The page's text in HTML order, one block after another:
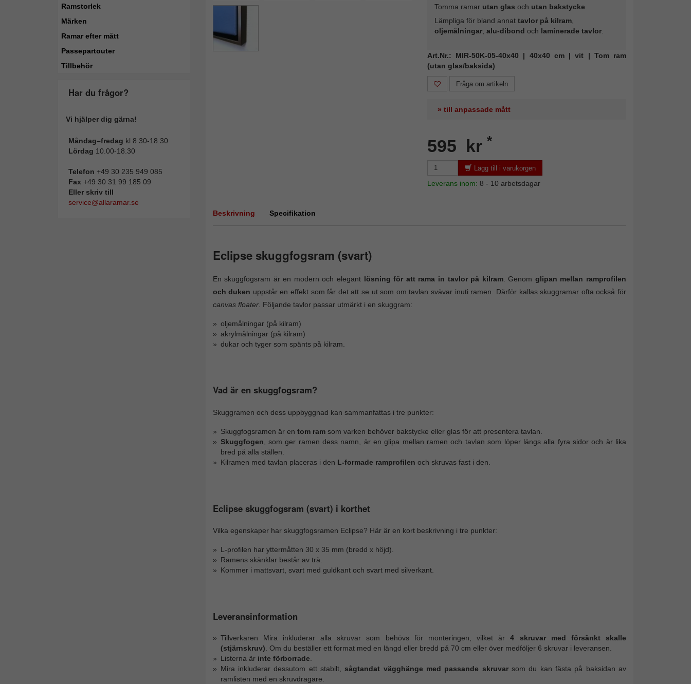
Ramstorlek
Märken
Ramar efter mått
Passepartouter
Tillbehör
Har du frågor?
Vi hjälper dig gärna!
Måndag–fredag kl 8.30-18.30
Lördag 10.00-18.30
Telefon +49 30 235 949 085
Fax +49 30 31 99 185 09
Eller skriv till
service@allaramar.se
Tomma ramar utan glas och utan bakstycke
Lämpliga för bland annat tavlor på kilram,
oljemålningar, alu-dibond och laminerade tavlor.
Art.Nr.: MIR-50K-05-40x40 | 40x40 cm | vit | Tom ram
(utan glas/baksida)
Fråga om artikeln
» till anpassade mått
595 kr *
Lägg till i varukorgen
Leverans inom: 8 - 10 arbetsdagar
Beskrivning Specifikation
Eclipse skuggfogsram (svart)
En skuggfogsram är en modern och elegant lösning för att rama in tavlor på kilram. Genom glipan mellan ramprofilen
och duken uppstår en effekt som får det att se ut som om tavlan svävar inuti ramen. Därför kallas skuggramar ofta också för
canvas floater. Följande tavlor passar utmärkt i en skuggram:
oljemålningar (på kilram)
akrylmålningar (på kilram)
dukar och tyger som spänts på kilram.
Vad är en skuggfogsram?
Skuggramen och dess uppbyggnad kan sammanfattas i tre punkter:
Skuggfogsramen är en tom ramsom varken behöver bakstycke eller glas för att presentera tavlan.
Skuggfogen, som ger ramen dess namn, är en glipa mellan ramen och tavlan som löper längs alla fyra sidor och är lika
bred på alla ställen.
Kilramen med tavlan placeras i den L-formade ramprofilen och skruvas fast i den.
Eclipse skuggfogsram (svart) i korthet
Vilka egenskaper har skuggfogsramen Eclipse? Här är en kort beskrivning i tre punkter:
L-profilen har yttermåtten 30 x 35 mm (bredd x höjd).
Ramens skänklar består av trä.
Kommer i mattsvart, svart med guldkant och svart med silverkant.
Leveransinformation
Tillverkaren Mira inkluderar alla skruvar som behövs för monteringen, vilket är4 skruvar med försänkt skalle
(stjärnskruv) . Om du beställer ett format med en längd eller bredd på 70 cm eller över medföljer 6 skruvar i leveransen.
Listerna är inte förborrade
Mira inkluderar dessutom ett stabilt, sågtandat vägghänge med passande skruvarsom du kan fästa på baksidan av
ramlisten med en skruvdragare.